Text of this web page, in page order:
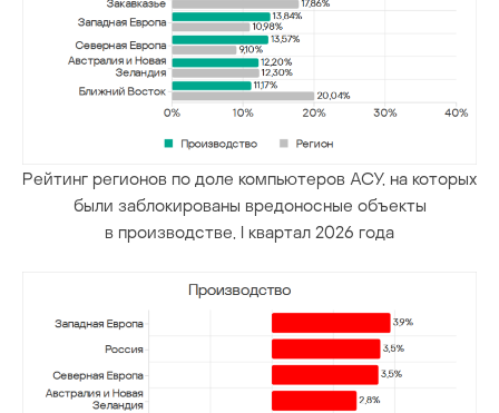
Рейтинг регионов по доле компьютеров АСУ, на которых
были заблокированы вредоносные объекты
в производстве, I квартал 2026 года